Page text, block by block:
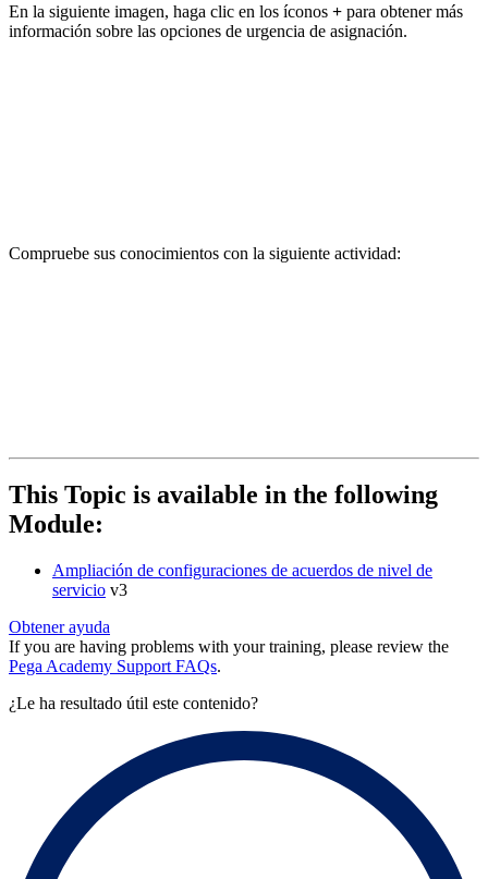
En la siguiente imagen, haga clic en los íconos + para obtener más
información sobre las opciones de urgencia de asignación.
Compruebe sus conocimientos con la siguiente actividad:
This Topic is available in the following
Module:
Ampliación de configuraciones de acuerdos de nivel de
servicio v3
Obtener ayuda
If you are having problems with your training, please review the
Pega Academy Support FAQs.
¿Le ha resultado útil este contenido?